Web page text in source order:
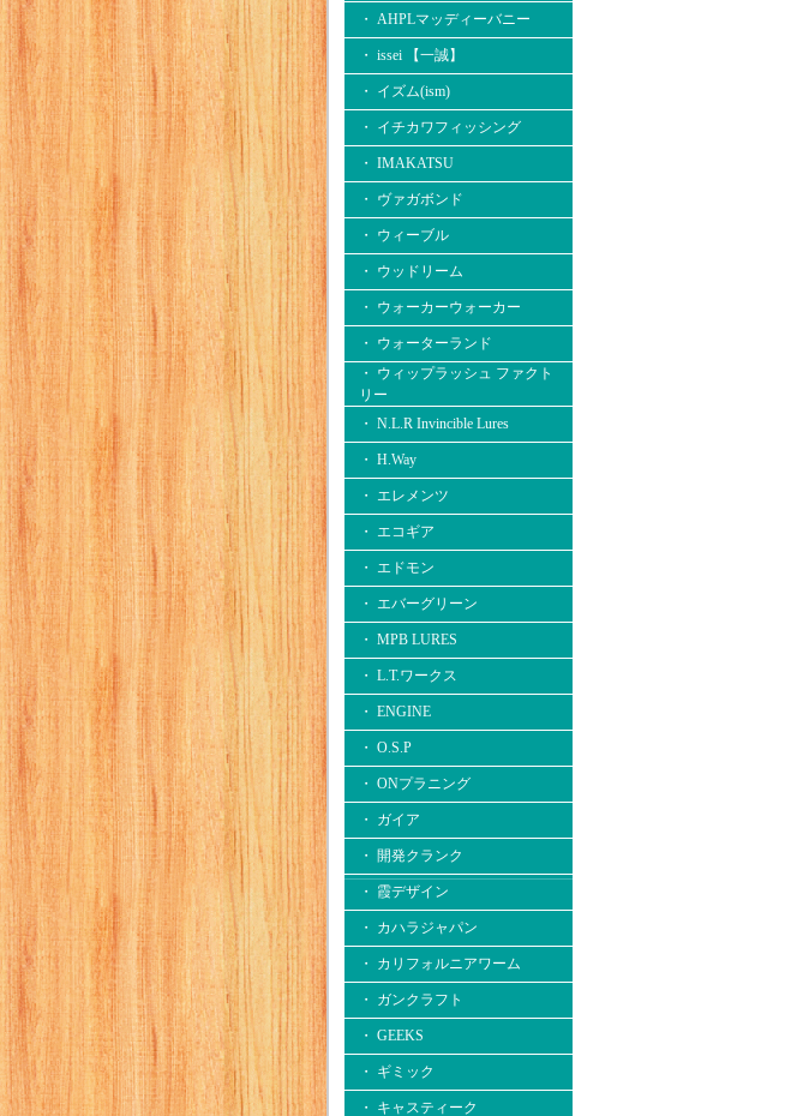
・ AHPLマッディーバニー
・ issei 【一誠】
・ イズム(ism)
・ イチカワフィッシング
・ IMAKATSU
・ ヴァガボンド
・ ウィーブル
・ ウッドリーム
・ ウォーカーウォーカー
・ ウォーターランド
・ ウィップラッシュ ファクト
リー
・ N.L.R Invincible Lures
・ H.Way
・ エレメンツ
・ エコギア
・ エドモン
・ エバーグリーン
・ MPB LURES
・ L.T.ワークス
・ ENGINE
・ O.S.P
・ ONプラニング
・ ガイア
・ 開発クランク
・ 霞デザイン
・ カハラジャパン
・ カリフォルニアワーム
・ ガンクラフト
・ GEEKS
・ ギミック
・ キャスティーク